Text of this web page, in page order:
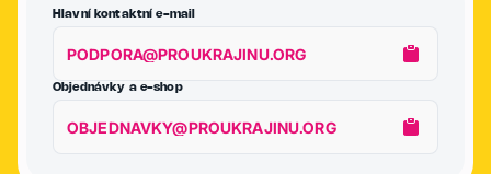
Hlavní kontaktní e-mail
PODPORA@PROUKRAJINU.ORG
Objednávky a e-shop
OBJEDNAVKY@PROUKRAJINU.ORG